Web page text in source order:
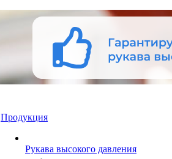
Продукция
Рукава высокого давления